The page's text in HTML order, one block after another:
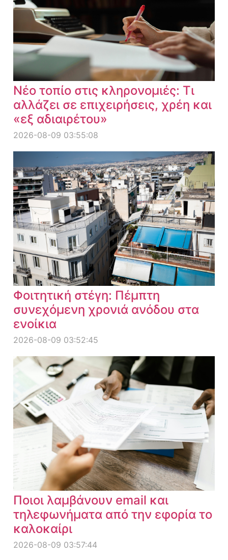
Νέο τοπίο στις κληρονομιές: Τι
αλλάζει σε επιχειρήσεις, χρέη και
«εξ αδιαιρέτου»
2026-08-09 03:55:08
Φοιτητική στέγη: Πέμπτη
συνεχόμενη χρονιά ανόδου στα
ενοίκια
2026-08-09 03:52:45
Ποιοι λαμβάνουν email και
τηλεφωνήματα από την εφορία το
καλοκαίρι
2026-08-09 03:57:44